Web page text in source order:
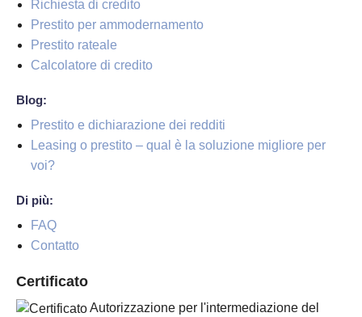
Richiesta di credito
Prestito per ammodernamento
Prestito rateale
Calcolatore di credito
Blog:
Prestito e dichiarazione dei redditi
Leasing o prestito – qual è la soluzione migliore per
voi?
Di più:
FAQ
Contatto
Certificato
Autorizzazione per l'intermediazione del